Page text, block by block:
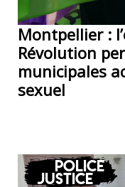
Montpellier :
Révolution
municipales
sexuel
Police
Justice